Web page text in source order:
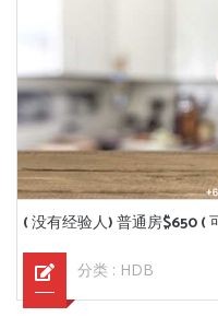
( 没有经验人) 普通房$650 (
分类 : HDB